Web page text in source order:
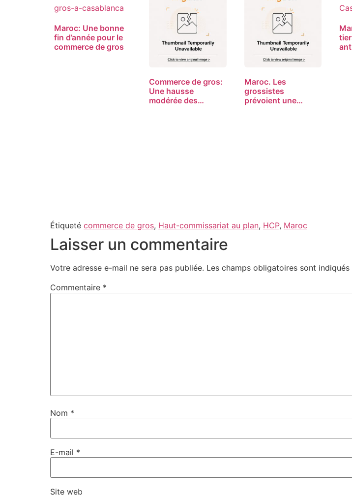
Maroc: Une bonne
fin d’année pour le
commerce de gros
Commerce de gros:
Une hausse
modérée des
Maroc. Les
grossistes
prévoient une
Étiqueté commerce de gros, Haut-commissariat au plan, HCP, Maroc
Laisser un commentaire
Votre adresse e-mail ne sera pas publiée. Les champs obligatoires sont indiqués
Commentaire *
Nom *
E-mail *
Site web